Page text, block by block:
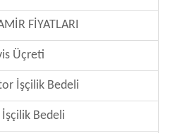
FİYATLARI
Üçreti
İşçilik Bedeli
İşçilik Bedeli